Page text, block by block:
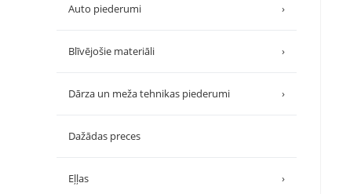
Auto piederumi ›
Blīvējošie materiāli ›
Dārza un meža tehnikas piederumi ›
Dažādas preces
Eļļas ›